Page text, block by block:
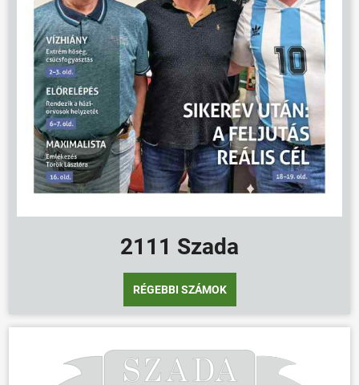
2111 Szada
RÉGEBBI SZÁMOK